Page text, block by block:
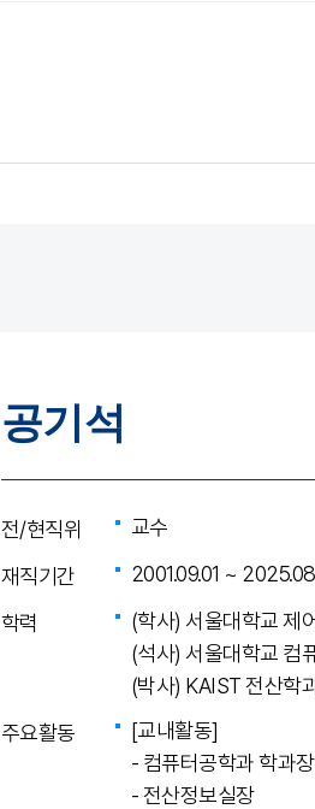
공기석
전/현직위
교수
재직기간
2001.09.01 ~
학력
(학사) 서울대학교 제
(석사) 서울대학교 컴
(박사) KAIST 전산학
주요활동
[교내활동]
- 컴퓨터공학과 학과장
- 전산정보실장